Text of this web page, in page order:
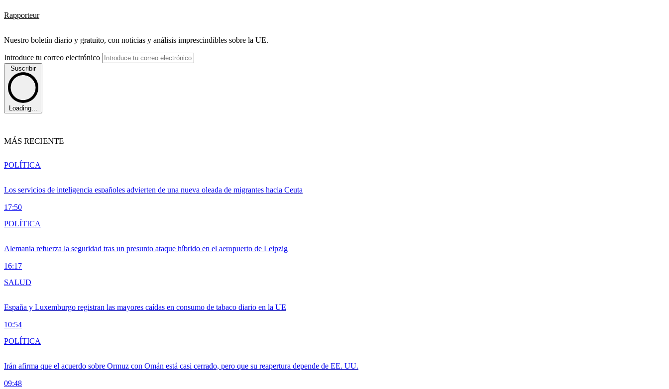
Rapporteur
Nuestro boletín diario y gratuito, con noticias y análisis imprescindibles sobre la UE.
Introduce tu correo electrónico
Suscribir
Loading...
MÁS RECIENTE
Los servicios de inteligencia españoles advierten de una nueva oleada de migrantes hacia Ceuta
17:50
POLÍTICA
Alemania refuerza la seguridad tras un presunto ataque híbrido en el aeropuerto de Leipzig
16:17
POLÍTICA
España y Luxemburgo registran las mayores caídas en consumo de tabaco diario en la UE
10:54
SALUD
Irán afirma que el acuerdo sobre Ormuz con Omán está casi cerrado, pero que su reapertura depende de EE. UU.
09:48
POLÍTICA